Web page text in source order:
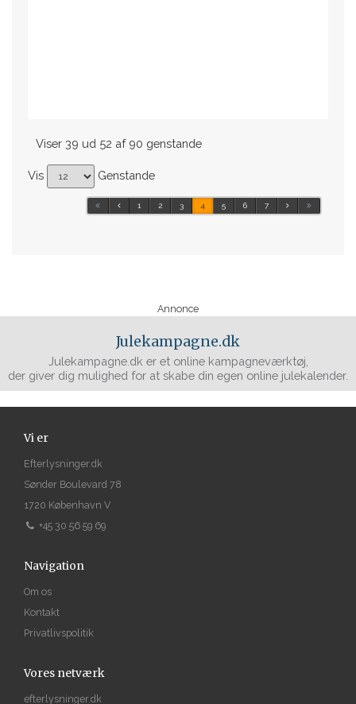
Viser 39 ud 52 af 90 genstande
Vis Genstande
1 2 3 4 5 6 7
Annonce
Julekampagne.dk
Julekampagne.dk er et online kampagneværktøj,
der giver dig mulighed for at skabe din egen online julekalender.
Vi er
Efterlysninger.dk
Sønder Boulevard 78
1720 København V
+45 30 56 59 69
Navigation
Om os
Kontakt
Privatlivspolitik
Vores netværk
efterlysninger.dk